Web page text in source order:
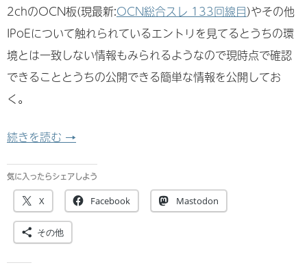
2chのOCN板(現最新:OCN総合スレ 133回線目)やその他
IPoEについて触れられているエントリを見てるとうちの環
境とは一致しない情報もみられるようなので現時点で確認
できることとうちの公開できる簡単な情報を公開してお
く。
続きを読む うちのOCNのIPoE環境についてのメモ書き
→
気に入ったらシェアしよう
X Facebook Mastodon
その他